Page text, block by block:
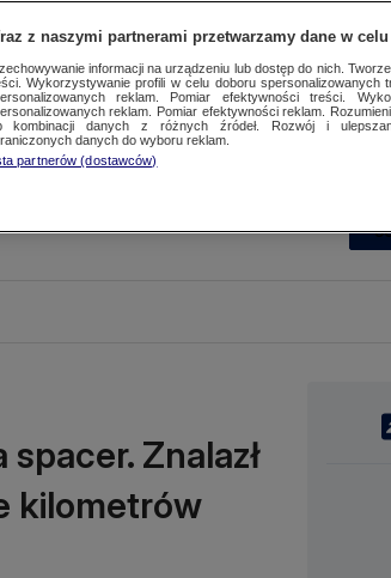
Znalazł
kilometrów
z naszymi partnerami przetwarzamy dane w
informacji na urządzeniu lub dostęp do nich.
Wykorzystywanie profili w celu doboru spersonalizowanych
reklam. Pomiar efektywności treści.
reklam. Pomiar efektywności reklam.
kombinacji danych z różnych źródeł. Rozwój i
danych do wyboru reklam.
partnerów (dostawców)